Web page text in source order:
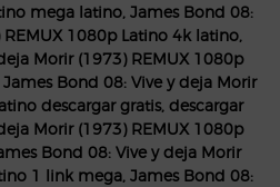
mega latino, James Bond 08:
1080p Latino 4k latino,
Morir (1973) REMUX 1080p
Bond 08: Vive y deja Morir
descargar gratis, descargar
Morir (1973) REMUX 1080p
Bond 08: Vive y deja Morir
1 link mega, James Bond 08: